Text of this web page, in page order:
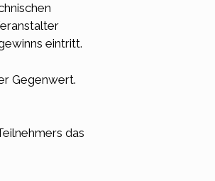
eintritt.
Gegenwert.
das